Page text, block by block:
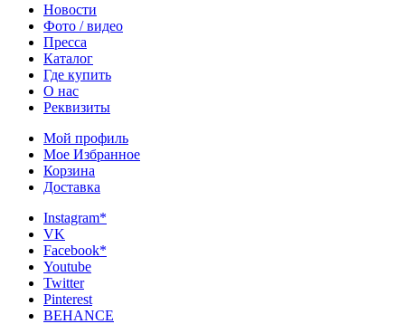
Новости
Фото / видео
Пресса
Каталог
Где купить
О нас
Реквизиты
Мой профиль
Мое Избранное
Корзина
Доставка
Instagram*
VK
Facebook*
Youtube
Twitter
Pinterest
BEHANCE